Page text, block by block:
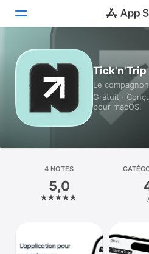
Aujourd’hui
Jeux
Apps
Plateforme
iPhone
Tick'n'Trip
Le
Gratuit ·
pour macOS.
4 NOTES
5,0